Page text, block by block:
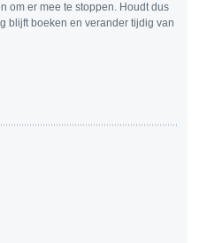
om er mee te stoppen. Houdt dus
blijft boeken en verander tijdig van